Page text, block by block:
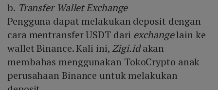
b. Transfer Wallet Exchange
Pengguna dapat melakukan deposit dengan
cara mentransfer USDT dari exchangelain ke
wallet Binance. Kali ini, Zigi.idakan
membahas menggunakan TokoCrypto anak
perusahaan Binance untuk melakukan